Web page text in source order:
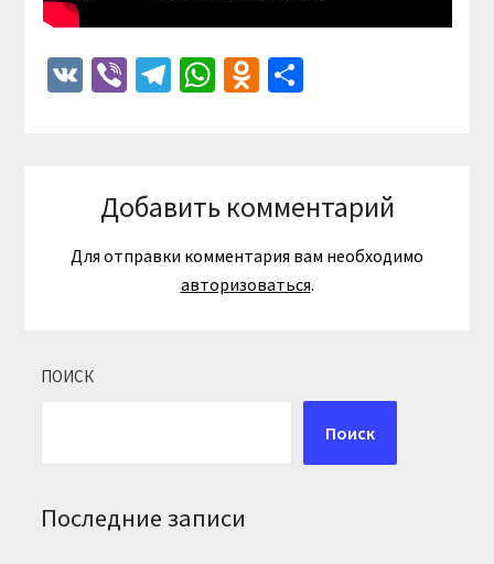
VKViberTelegram
WhatsApp
Odnoklassniki
Отправить
Добавить комментарий
Для отправки комментария вам необходимо
авторизоваться.
ПОИСК
Поиск
Последние записи